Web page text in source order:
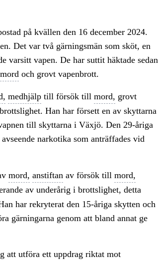
på kvällen den 16 december 2024.
Det var två gärningsmän som sköt, en
varsitt vapen. De har suttit häktade sedan
mord och grovt vapenbrott.
medhjälptill försök till mord, grovt
Han har försett en av skyttarna
till skyttarna i Växjö. Den 29-åriga
narkotika som anträffades vid
mord, anstiftan av försök till mord,
av underårig i brottslighet, detta
har rekryterat den 15-åriga skytten och
gärningarna genom att bland annat ge
att utföra ett uppdrag riktat mot